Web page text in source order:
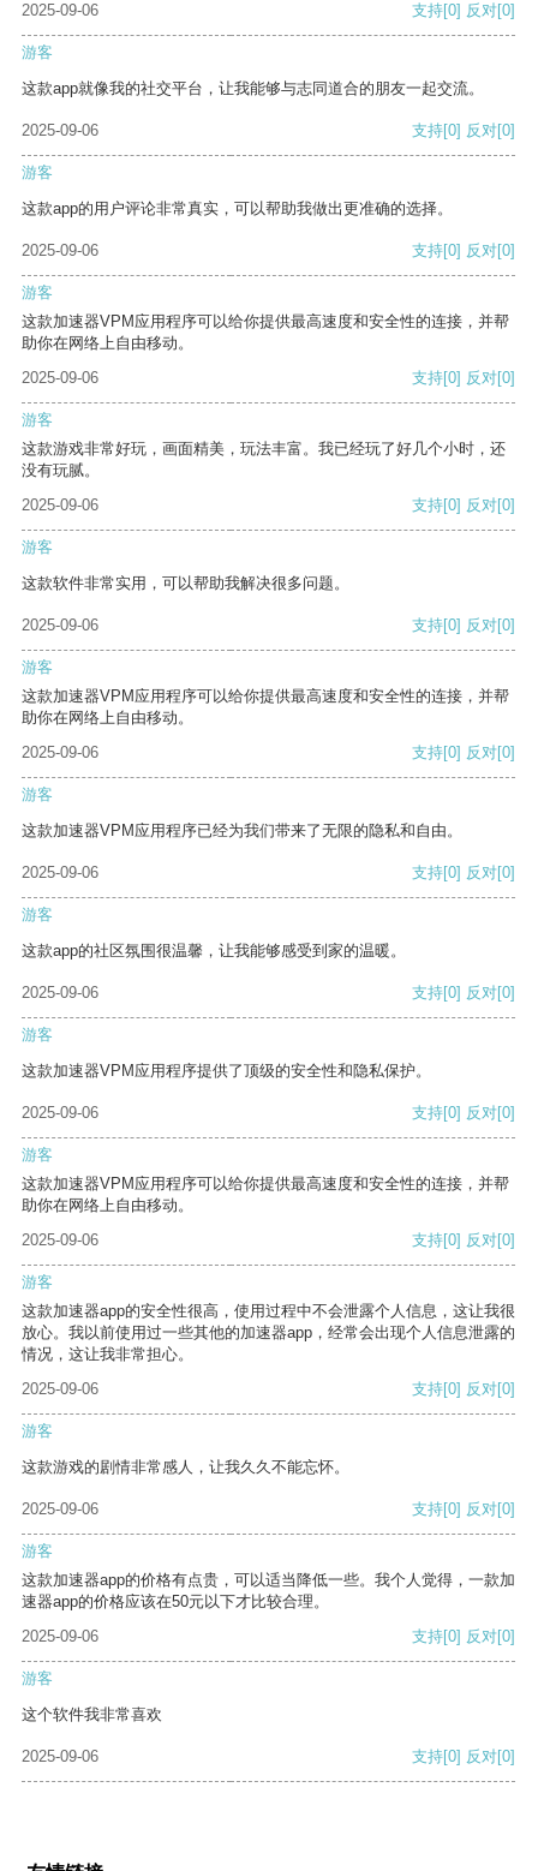
2025-09-06 支持[0] 反对[0]
游客
这款app就像我的社交平台，让我能够与志同道合的朋友一起交流。
2025-09-06 支持[0] 反对[0]
游客
这款app的用户评论非常真实，可以帮助我做出更准确的选择。
2025-09-06 支持[0] 反对[0]
游客
这款加速器VPM应用程序可以给你提供最高速度和安全性的连接，并帮
助你在网络上自由移动。
2025-09-06
支持[0] 反对[0]
游客
这款游戏非常好玩，画面精美，玩法丰富。我已经玩了好几个小时，还
没有玩腻。
2025-09-06
支持[0] 反对[0]
游客
这款软件非常实用，可以帮助我解决很多问题。
2025-09-06 支持[0] 反对[0]
游客
这款加速器VPM应用程序可以给你提供最高速度和安全性的连接，并帮
助你在网络上自由移动。
2025-09-06
支持[0] 反对[0]
游客
这款加速器VPM应用程序已经为我们带来了无限的隐私和自由。
2025-09-06 支持[0] 反对[0]
游客
这款app的社区氛围很温馨，让我能够感受到家的温暖。
2025-09-06 支持[0] 反对[0]
游客
这款加速器VPM应用程序提供了顶级的安全性和隐私保护。
2025-09-06 支持[0] 反对[0]
游客
这款加速器VPM应用程序可以给你提供最高速度和安全性的连接，并帮
助你在网络上自由移动。
2025-09-06
支持[0] 反对[0]
游客
这款加速器app的安全性很高，使用过程中不会泄露个人信息，这让我很
放心。我以前使用过一些其他的加速器app，经常会出现个人信息泄露的
情况，这让我非常担心。
2025-09-06
支持[0] 反对[0]
游客
这款游戏的剧情非常感人，让我久久不能忘怀。
2025-09-06 支持[0] 反对[0]
游客
这款加速器app的价格有点贵，可以适当降低一些。我个人觉得，一款加
速器app的价格应该在50元以下才比较合理。
2025-09-06
支持[0] 反对[0]
游客
这个软件我非常喜欢
2025-09-06 支持[0] 反对[0]